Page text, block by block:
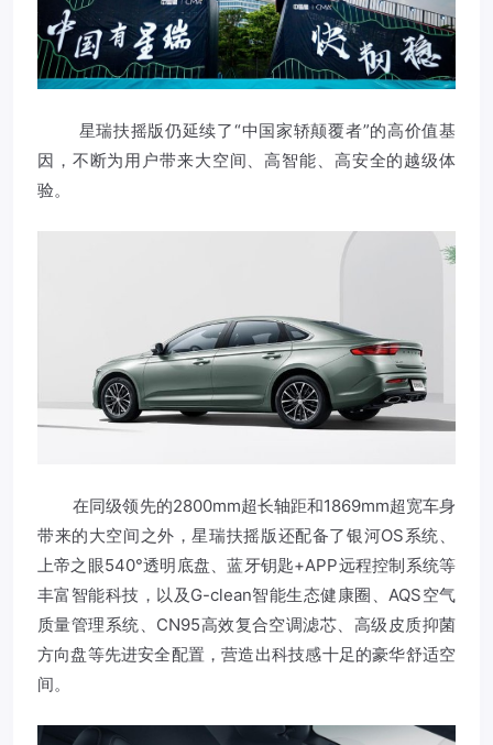
星瑞扶摇版仍延续了“中国家轿颠覆者”的高价值基
因，不断为用户带来大空间、高智能、高安全的越级体
验。
在同级领先的2800mm超长轴距和1869mm超宽车身
带来的大空间之外，星瑞扶摇版还配备了银河OS系统、
上帝之眼540°透明底盘、蓝牙钥匙+APP远程控制系统等
丰富智能科技，以及G-clean智能生态健康圈、AQS空气
质量管理系统、CN95高效复合空调滤芯、高级皮质抑菌
方向盘等先进安全配置，营造出科技感十足的豪华舒适空
间。